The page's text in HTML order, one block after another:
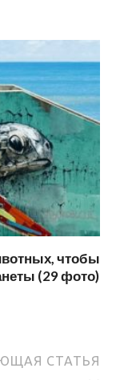
чтобы
(29 фото)
СТАТЬЯ